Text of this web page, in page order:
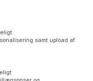
samt upload af